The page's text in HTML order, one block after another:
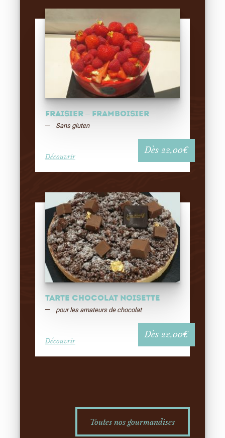
Fraisier – Framboisier
Sans gluten
Découvrir
Dès 22,00€
Tarte Chocolat Noisette
pour les amateurs de chocolat
Découvrir
Dès 22,00€
Toutes nos gourmandises